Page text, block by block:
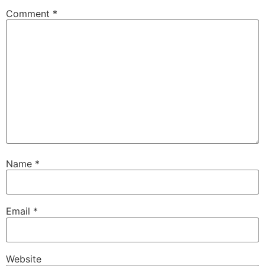
Comment *
Name *
Email *
Website